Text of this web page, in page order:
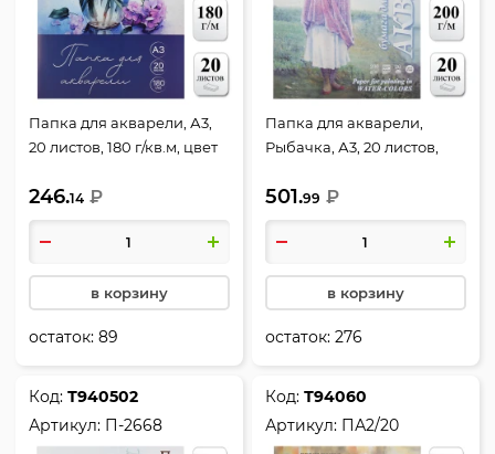
Папка для акварели, А3,
20 листов, 180 г/кв.м, цвет
246.14 ₽
в корзину
остаток:89
Папка для акварели,
Рыбачка, А3, 20 листов,
Лилия Холдинг, ПА3/20
501.99 ₽
в корзину
остаток:276
Код:Т940502
Артикул: П-2668
Код:Т94060
Артикул: ПА2/20